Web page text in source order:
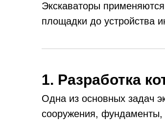
Экскаваторы
площадки до устройства
1. Разработка
Одна из основных задач
сооружения, фундаменты,